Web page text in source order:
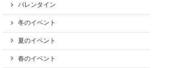
バレンタイン
冬のイベント
夏のイベント
春のイベント